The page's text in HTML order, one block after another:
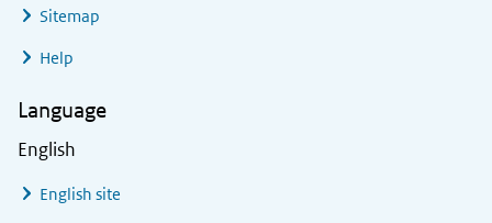
Sitemap
Help
Language
English
English site